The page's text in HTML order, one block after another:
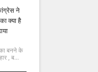
ने
क्या है
बनने के
, ब...